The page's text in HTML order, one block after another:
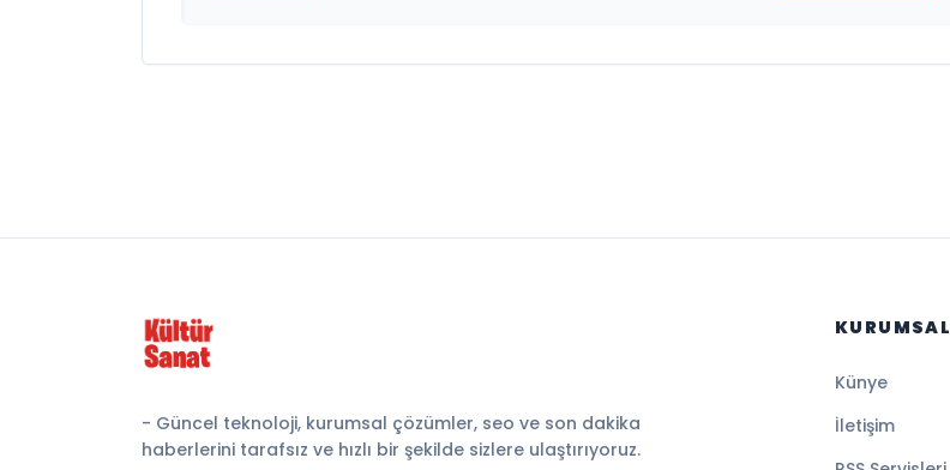
- Güncel teknoloji, kurumsal çözümler, seo ve son dakika
haberlerini tarafsız ve hızlı bir şekilde sizlere ulaştırıyoruz.
KURUMSAL
Künye
İletişim